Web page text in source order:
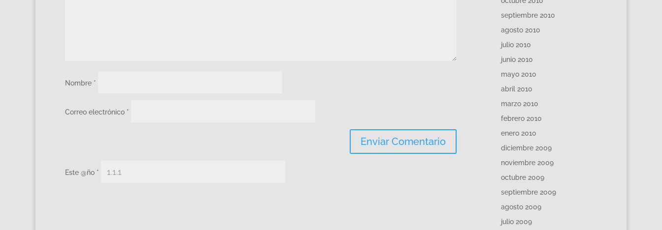
Nombre *
Correo electrónico *
Este @ño *
septiembre 2010
agosto 2010
julio 2010
junio 2010
mayo 2010
abril 2010
marzo 2010
febrero 2010
enero 2010
diciembre 2009
noviembre 2009
octubre 2009
septiembre 2009
agosto 2009
julio 2009